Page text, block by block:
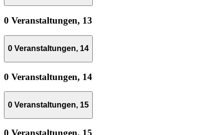
0 Veranstaltungen, 13
0 Veranstaltungen, 14
0 Veranstaltungen, 14
0 Veranstaltungen, 15
0 Veranstaltungen, 15